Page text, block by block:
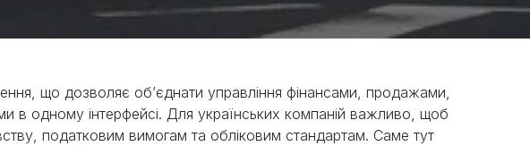
що дозволяє об’єднати управління фінансами, продажами,
в одному інтерфейсі. Для українських компаній важливо, щоб
податковим вимогам та обліковим стандартам. Саме тут